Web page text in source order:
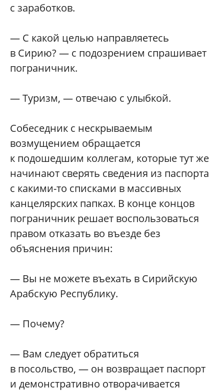
с заработков.
— С какой целью направляетесь
в Сирию? — с подозрением спрашивает
пограничник.
— Туризм, — отвечаю с улыбкой.
Собеседник с нескрываемым
возмущением обращается
к подошедшим коллегам, которые тут же
начинают сверять сведения из паспорта
с какими-то списками в массивных
канцелярских папках. В конце концов
пограничник решает воспользоваться
правом отказать во въезде без
объяснения причин:
— Вы не можете въехать в Сирийскую
Арабскую Республику.
— Почему?
— Вам следует обратиться
в посольство, — он возвращает паспорт
и демонстративно отворачивается